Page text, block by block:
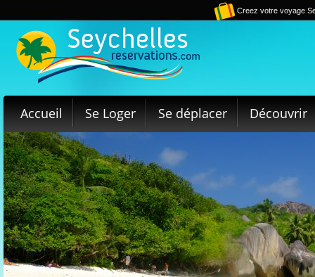
Creez votre voyage
Accueil Se Loger Se déplacer Découvrir